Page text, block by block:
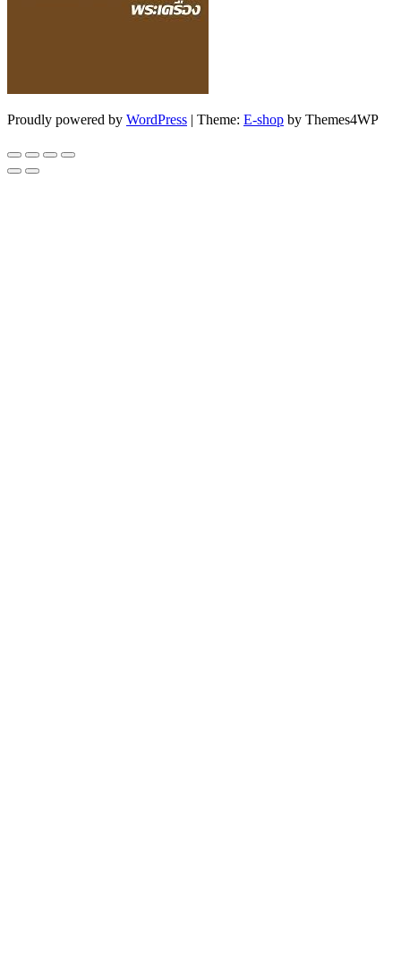
Proudly powered by WordPress | Theme: E-shop by Themes4WP